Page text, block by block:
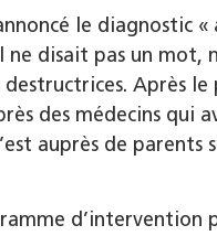
le diagnostic
disait pas un mot,
Après le
des médecins qui
auprès de
d’intervention